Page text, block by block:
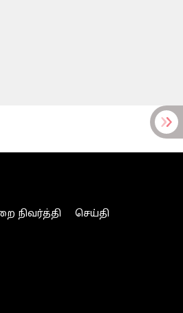
நிவர்த்தி
செய்தி